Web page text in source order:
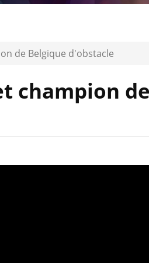
de Belgique d'obstacle
champion